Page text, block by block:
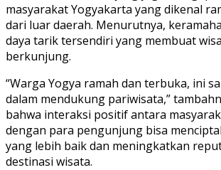
masyarakat Yogyakarta yang dikenal
dari luar daerah. Menurutnya,
daya tarik tersendiri yang membuat
berkunjung.
“Warga Yogya ramah dan terbuka, ini
dalam mendukung pariwisata,”
bahwa interaksi positif antara
dengan para pengunjung bisa
yang lebih baik dan meningkatkan
destinasi wisata.